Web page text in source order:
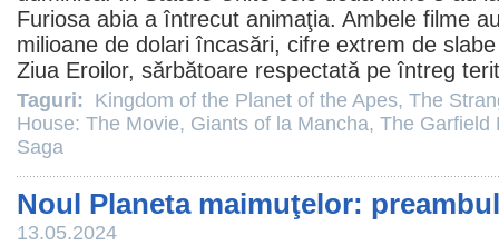
Furiosa abia a întrecut animaţia. Ambele filme
milioane de dolari încasări, cifre extrem de
Ziua Eroilor, sărbătoare respectată pe întreg
Taguri: Kingdom of the Planet of the Apes, The
House: The Movie, Giants of la Mancha, The Garfield
Saga
Noul Planeta maimuţelor:
13.05.2024